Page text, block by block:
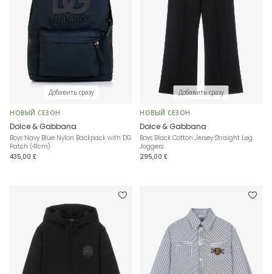
Добавить сразу
НОВЫЙ СЕЗОН
Dolce & Gabbana
Boys Navy Blue Nylon Backpack with DG
Patch (41cm)
435,00 £
Добавить сразу
НОВЫЙ СЕЗОН
Dolce & Gabbana
Boys Black Cotton Jersey Straight Leg
Joggers
295,00 £